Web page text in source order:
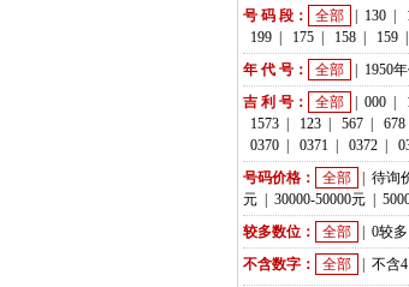
号 码 段：
全部 130
199
175 158 159
年 代 号：
全部 1950
吉 利 号：
全部 000
1573
123 567 678
0370
0371 0372
号码价格：
全部 待询
元
30000-50000元
较多数位：
全部 0较多
不含数字：
全部 不含4